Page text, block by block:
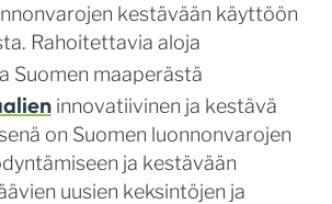
kestävään käyttöön
Rahoitettavia aloja
Suomen maaperästä
innovatiivinen ja kestävä
on Suomen luonnonvarojen
ja kestävään
uusien keksintöjen ja